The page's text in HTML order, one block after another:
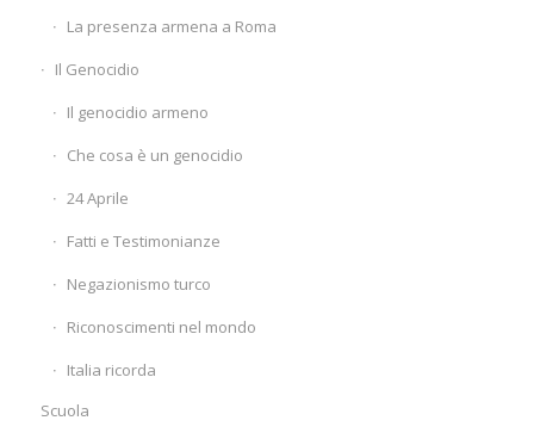
La presenza armena a Roma
Il Genocidio
Il genocidio armeno
Che cosa è un genocidio
24 Aprile
Fatti e Testimonianze
Negazionismo turco
Riconoscimenti nel mondo
Italia ricorda
Scuola